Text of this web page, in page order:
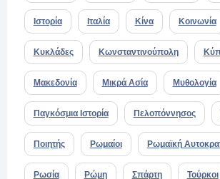
Ιστορία Ιταλία Κίνα Κοινωνία
Κυκλάδες Κωνσταντινούπολη
Μακεδονία Μικρά Ασία Μυθολογία
Παγκόσμια Ιστορία Πελοπόννησος
Ποιητής Ρωμαίοι Ρωμαϊκή
Ρωσία Ρώμη Σπάρτη Τούρκοι